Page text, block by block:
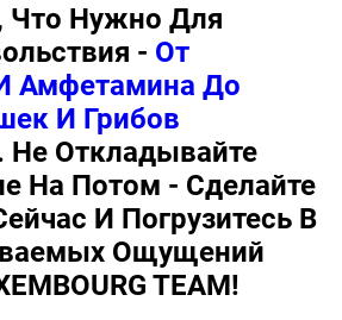
Что Нужно Для
- От
Амфетамина До
И Грибов
Не Откладывайте
На Потом - Сделайте
И Погрузитесь В
Ощущений
TEAM!